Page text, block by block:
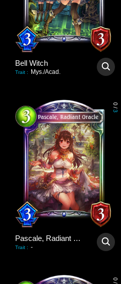
Bell Witch
Trait : Mys./Acad.
0
/
3
Pascale, Radiant Oracle
Trait : -
0
/